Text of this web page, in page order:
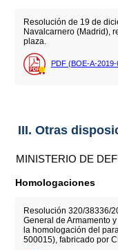
Resolución de 19 de
Navalcarnero (Madrid),
plaza.
PDF (BOE-A-2019-
III. Otras
MINISTERIO DE
Homologaciones
Resolución 320/38336/
General de Armamento
la homologación del
500015), fabricado por